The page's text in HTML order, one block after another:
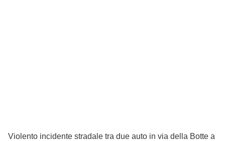
Violento incidente stradale tra due auto in via della Botte a